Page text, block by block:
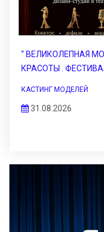
" ВЕЛИКОЛЕПНАЯ
КРАСОТЫ .
КАСТИНГ МОДЕЛЕЙ
31.08.2026